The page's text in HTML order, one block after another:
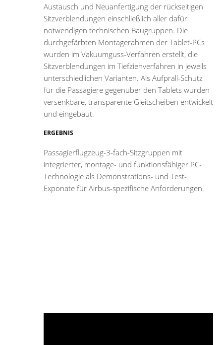
Austausch und Neuanfertigung der rückseitigen
Sitzverblendungen einschließlich aller dafür
notwendigen technischen Baugruppen. Die
durchgefärbten Montagerahmen der Tablet-PCs
wurden im Vakuumguss-Verfahren erstellt, die
Sitzverblendungen im Tiefziehverfahren in jeweils
unterschiedlichen Varianten. Als Aufprall-Schutz
für die Passagiere gegenüber den Tablets wurden
versenkbare, transparente Gleitscheiben entwickelt
und eingebaut.
ERGEBNIS
Passagierflugzeug-3-fach-Sitzgruppen mit
integrierter, montage- und funktionsfähiger PC-
Technologie als Demonstrations- und Test-
Exponate für Airbus-spezifische Anforderungen.